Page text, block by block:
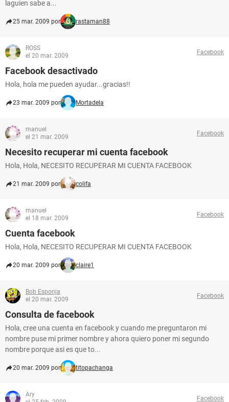
laguien sabe a...
25 mar. 2009 por rastaman88
ROSS
el 20 mar. 2009
Facebook
Facebook desactivado
Hola, hola me pueden ayudar...gracias!!
23 mar. 2009 por Mortadela
manuel
el 21 mar. 2009
Facebook
Necesito recuperar mi cuenta facebook
Hola, Hola, NECESITO RECUPERAR MI CUENTA FACEBOOK
21 mar. 2009 por colifa
manuel
el 18 mar. 2009
Facebook
Cuenta facebook
Hola, Hola, NECESITO RECUPERAR MI CUENTA FACEBOOK
20 mar. 2009 por claire1
Bob Esponja
el 20 mar. 2009
Facebook
Consulta de facebook
Hola, cree una cuenta en facebook y cuando me preguntaron mi
nombre puse mi primer nombre y ahora quiero poner mi segundo
nombre porque asi es que to...
20 mar. 2009 por titopachanga
Ary
Facebook